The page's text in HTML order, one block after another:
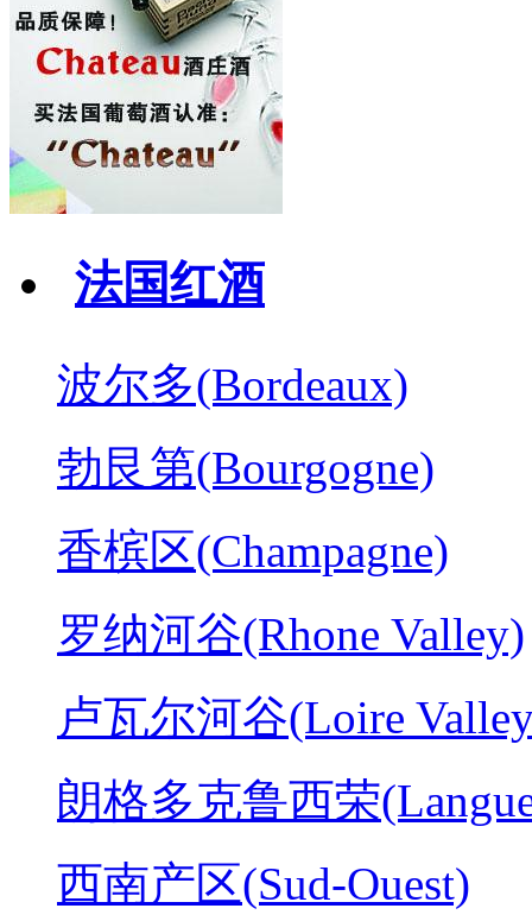
法国红酒
波尔多(Bordeaux)
勃艮第(Bourgogne)
香槟区(Champagne)
罗纳河谷(Rhone Valley)
卢瓦尔河谷(Loire
朗格多克鲁西荣
西南产区(Sud-Ouest)